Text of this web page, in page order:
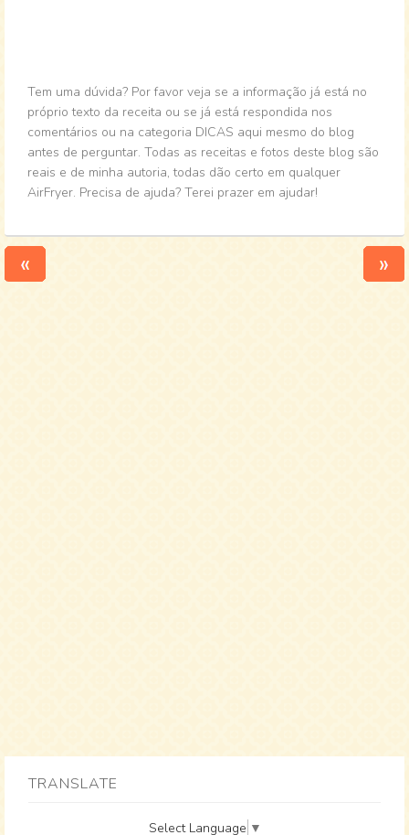
Tem uma dúvida? Por favor veja se a informação já está no
próprio texto da receita ou se já está respondida nos
comentários ou na categoria DICAS aqui mesmo do blog
antes de perguntar. Todas as receitas e fotos deste blog são
reais e de minha autoria, todas dão certo em qualquer
AirFryer. Precisa de ajuda? Terei prazer em ajudar!
TRANSLATE
Select Language ▼